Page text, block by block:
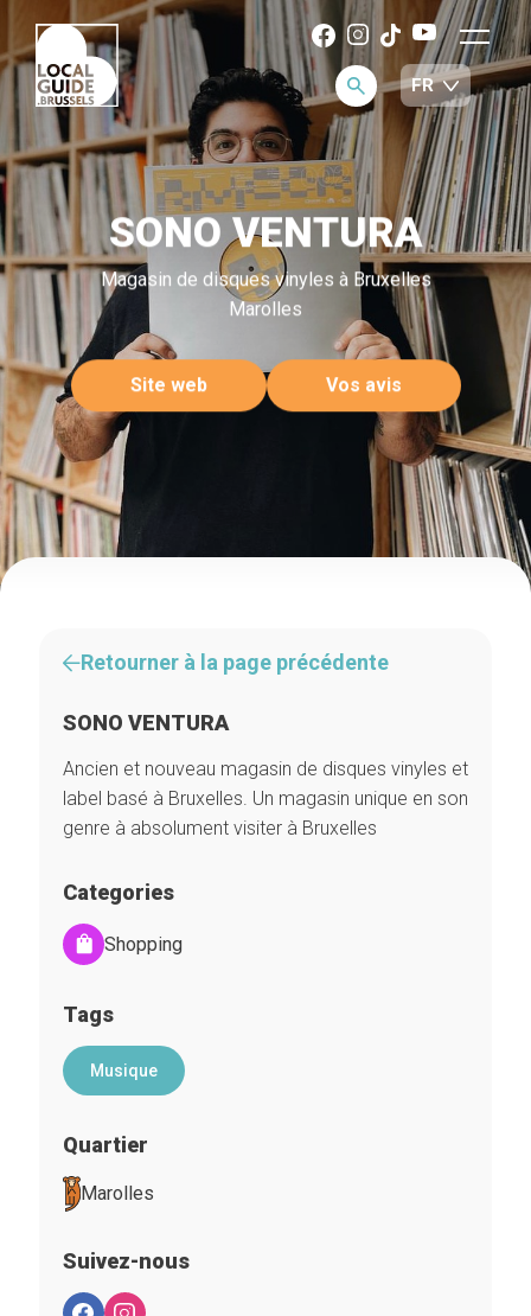
SONO VENTURA
Magasin de disques vinyles à Bruxelles
Marolles
Site web Vos avis
Retourner à la page précédente
SONO VENTURA
Ancien et nouveau magasin de disques vinyles et
label basé à Bruxelles. Un magasin unique en son
genre à absolument visiter à Bruxelles
Categories
Shopping
Tags
Musique
Quartier
Marolles
Suivez-nous